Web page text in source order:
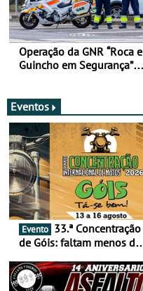
Operação da GNR “Roca e
Guincho em Segurança”
Eventos
Evento
de Góis: faltam menos de
16 de agosto